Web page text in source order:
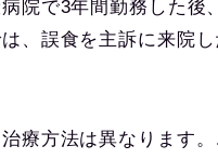
院で3年間勤務した後
、誤食を主訴に来院
療方法は異なります